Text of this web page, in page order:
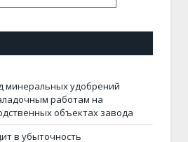
минеральных удобрений
работам на
объектах завода
в убыточность